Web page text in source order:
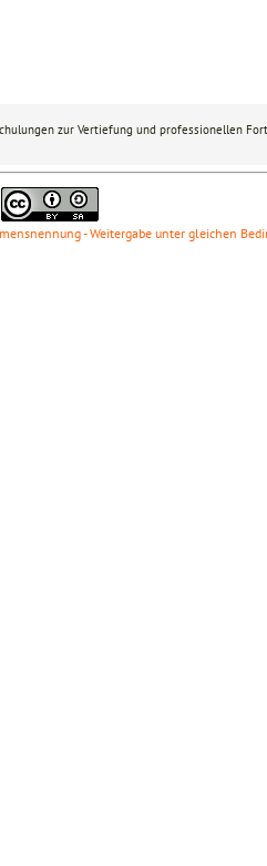
zur Vertiefung und professionellen
- Weitergabe unter gleichen